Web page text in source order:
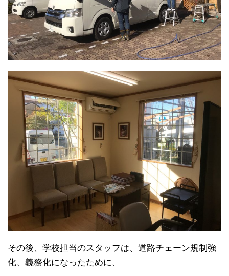
その後、学校担当のスタッフは、道路チェーン規制強
化、義務化になったために、